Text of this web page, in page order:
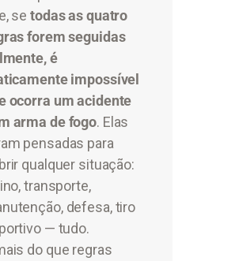
setodas as quatro
forem seguidas
é
impossível
ocorra um acidente
arma de fogo. Elas
pensadas para
qualquer situação:
transporte,
defesa, tiro
— tudo.
do que regras